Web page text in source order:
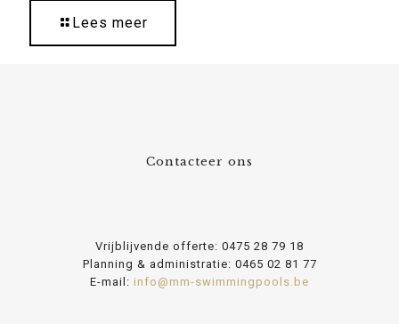
Lees meer
Contacteer ons
Vrijblijvende offerte: 0475 28 79 18
Planning & administratie: 0465 02 81 77
E-mail: info@mm-swimmingpools.be